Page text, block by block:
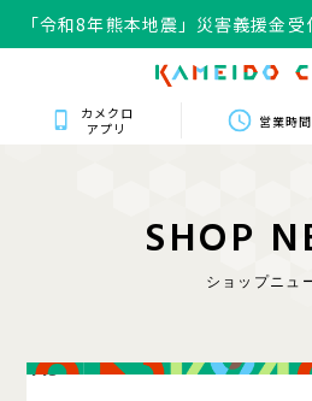
「令和8年熊本地震」災害義援金受
カメクロ
アプリ
営業時間
SHOP N
ショップニュ
413